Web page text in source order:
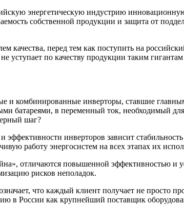
энергетическую индустрию
собственной продукции и защита от
качества, перед тем как поступить на
уступает по качеству продукции таким
и комбинированные инверторы, ставшие
батареями, в переменный ток, необходимый
шаг?
инверторов зависит
работу энергосистем на всех этапах их
отличаются повышенной эффективностью и
рисков неполадок.
что каждый клиент получает не просто
в России как крупнейший поставщик